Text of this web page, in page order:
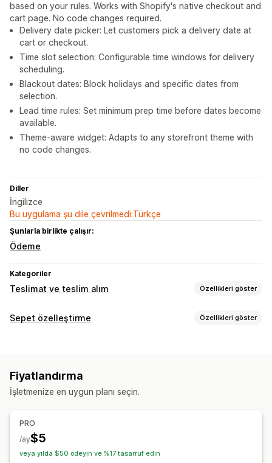
based on your rules. Works with Shopify's native checkout and
cart page. No code changes required.
Delivery date picker: Let customers pick a delivery date at
cart or checkout.
Time slot selection: Configurable time windows for delivery
scheduling.
Blackout dates: Block holidays and specific dates from
selection.
Lead time rules: Set minimum prep time before dates become
available.
Theme-aware widget: Adapts to any storefront theme with
no code changes.
Diller
İngilizce
Bu uygulama şu dile çevrilmedi:Türkçe
Şunlarla birlikte çalışır:
Ödeme
Kategoriler
Teslimat ve teslim alım Özellikleri göster
Teslimat seçenekleri
Sepet özelleştirme Özellikleri göster
Ödeme sayfası özelleştirme
Fiyatlandırma
İşletmenize en uygun planı seçin.
PRO
$5
/ay
veya yılda $50 ödeyin ve %17 tasarruf edin